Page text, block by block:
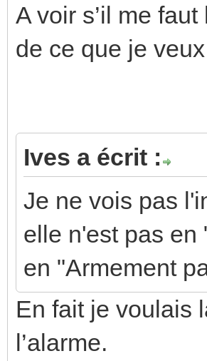
A voir s’il me
de ce que je
Ives a écrit :
Je ne vois pas
elle n'est pas en
en "Armement
En fait je voulais
l’alarme.